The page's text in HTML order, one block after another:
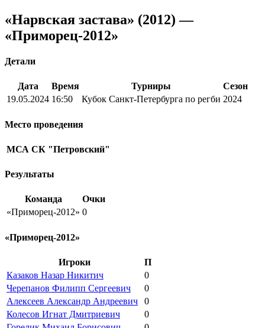
«Нарвская застава» (2012) —
«Приморец-2012»
Детали
Дата Время Турниры
Сезон
19.05.2024 16:50 Кубок Санкт-Петербурга по регби 2024
Место проведения
МСА СК "Петровский"
Результаты
Команда
Очки
«Приморец-2012» 0
«Приморец-2012»
Игроки
П
Казаков Назар Никитич
0
Черепанов Филипп Сергеевич
0
Алексеев Александр Андреевич
0
Колесов Игнат Дмитриевич
0